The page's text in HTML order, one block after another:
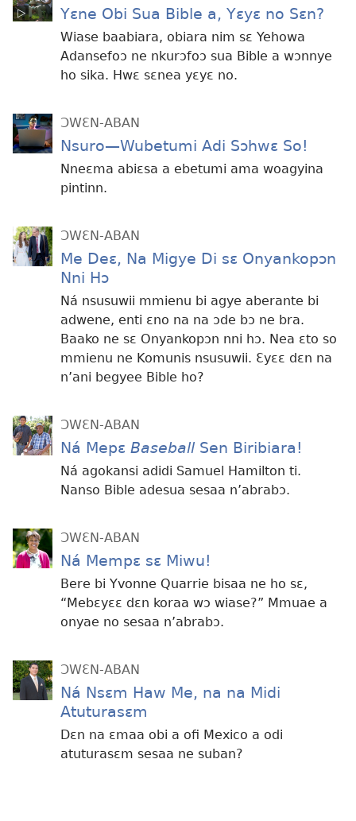
Yɛne Obi Sua Bible a, Yɛyɛ no Sɛn?
Wiase baabiara, obiara nim sɛ Yehowa
Adansefoɔ ne nkurɔfoɔ sua Bible a wɔnnye
ho sika. Hwɛ sɛnea yɛyɛ no.
ƆWƐN-ABAN
Nsuro—Wubetumi Adi Sɔhwɛ So!
Nneɛma abiɛsa a ebetumi ama woagyina
pintinn.
ƆWƐN-ABAN
Me Deɛ, Na Migye Di sɛ Onyankopɔn
Nni Hɔ
Ná nsusuwii mmienu bi agye aberante bi
adwene, enti ɛno na na ɔde bɔ ne bra.
Baako ne sɛ Onyankopɔn nni hɔ. Nea ɛto so
mmienu ne Komunis nsusuwii. Ɛyɛɛ dɛn na
n’ani begyee Bible ho?
ƆWƐN-ABAN
Ná Mepɛ Baseball Sen Biribiara!
Ná agokansi adidi Samuel Hamilton ti.
Nanso Bible adesua sesaa n’abrabɔ.
ƆWƐN-ABAN
Ná Mempɛ sɛ Miwu!
Bere bi Yvonne Quarrie bisaa ne ho sɛ,
“Mebɛyɛɛ dɛn koraa wɔ wiase?” Mmuae a
onyae no sesaa n’abrabɔ.
ƆWƐN-ABAN
Ná Nsɛm Haw Me, na na Midi
Atuturasɛm
Dɛn na ɛmaa obi a ofi Mexico a odi
atuturasɛm sesaa ne suban?